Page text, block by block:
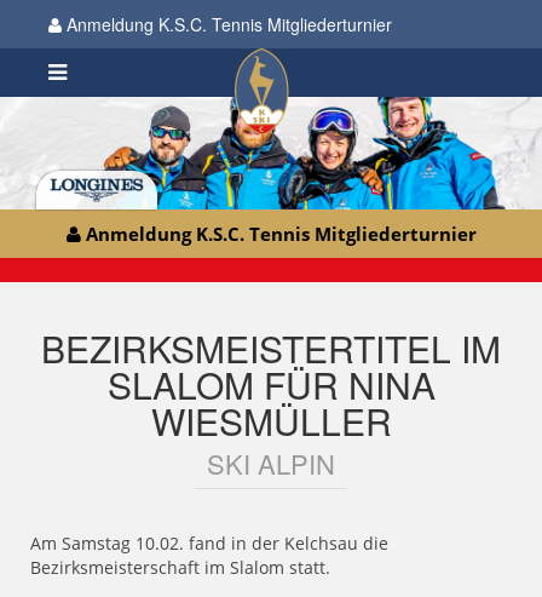
Anmeldung K.S.C. Tennis Mitgliederturnier
Anmeldung K.S.C. Tennis Mitgliederturnier
BEZIRKSMEISTERTITEL IM
SLALOM FÜR NINA
WIESMÜLLER
SKI ALPIN
Am Samstag 10.02. fand in der Kelchsau die
Bezirksmeisterschaft im Slalom statt.